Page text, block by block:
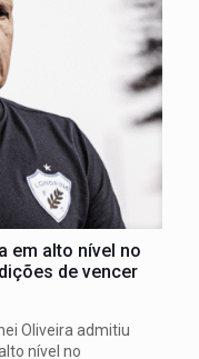
em alto nível no
de vencer
Oliveira admitiu
nível no